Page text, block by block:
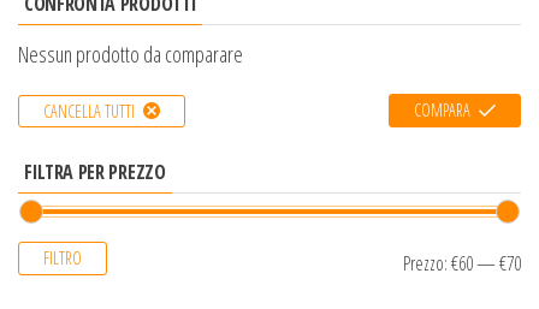
Nessun prodotto da comparare
CANCELLA TUTTI COMPARA
FILTRA PER PREZZO
FILTRO Prezzo:€60—€70